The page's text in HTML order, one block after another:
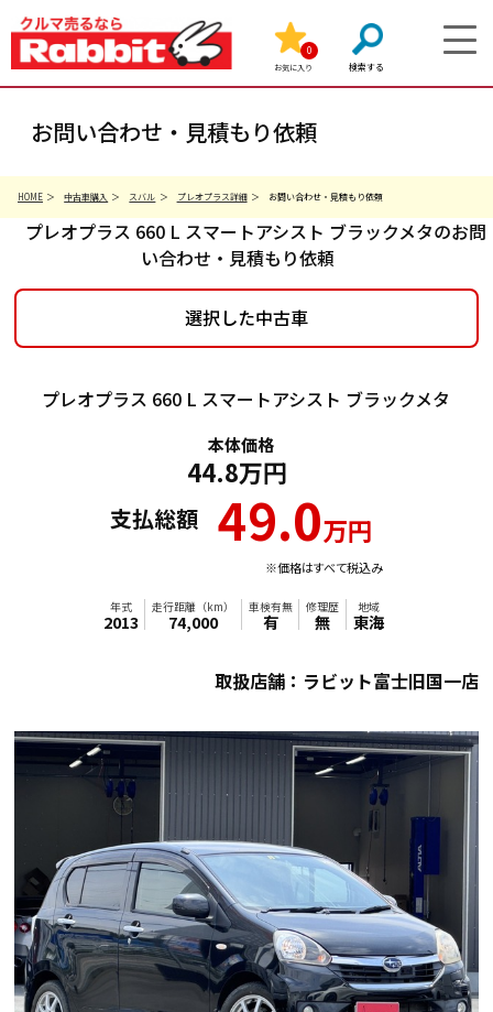
お気に入り
0
お問い合わせ・見積もり依頼
HOME 中古車購入 スバル プレオプラス詳細 お問い合わせ・見積もり依頼
プレオプラス 660 L スマートアシスト ブラックメタのお問
い合わせ・見積もり依頼
選択した中古車
プレオプラス 660 L スマートアシスト ブラックメタ
本体価格
44.8万円
支払総額 49.0万円
※価格はすべて税込み
走行距離（km）
74,000
車検有無
有
修理歴
無
地域
東海
取扱店舗：ラビット富士旧国一店